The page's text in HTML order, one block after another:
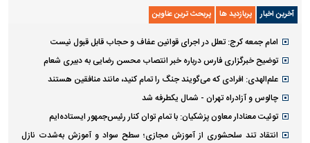
آخرین اخبار پربازدید ها پربحث ترین عناوین
امام جمعه کرج: تعلل در اجرای قوانین عفاف و حجاب قابل قبول نیست
توضیح خبرگزاری فارس درباره خبر انتصاب محسن رضایی به دبیری شعام
علم‌الهدی: افرادی که می‌گویند جنگ را تمام کنید، مانند منافقین هستند
چالوس و آزادراه تهران - شمال یکطرفه شد
توئیت معنادار معاون پزشکیان: با تمام توان کنار رئیس‌جمهور ایستاده‌ایم
انتقاد تند سلحشوری از آموزش مجازی؛ سطح سواد و آموزش به‌شدت نازل